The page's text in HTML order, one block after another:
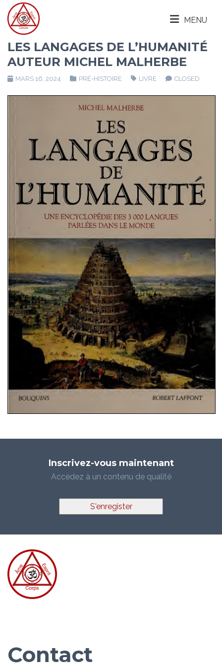
MENU
LES LANGAGES DE L’HUMANITÉ
AUTEUR MICHEL MALHERBE
MARS 16, 2024 PRÉ-HISTOIRE LIVRE CLOSED
Inscrivez-vous maintenant
Accédez à un contenu de qualité
S'enregister
Contact